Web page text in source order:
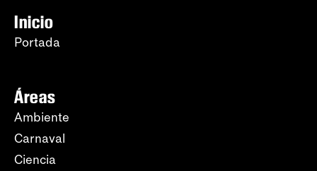
Inicio
Portada
Áreas
Ambiente
Carnaval
Ciencia